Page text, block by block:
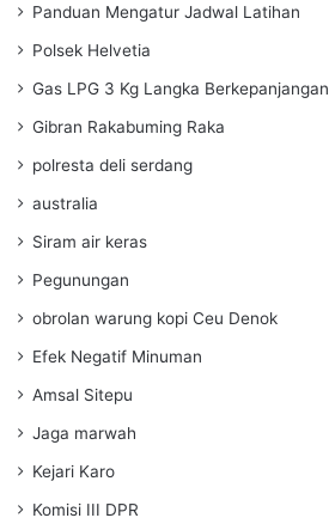
Panduan Mengatur Jadwal Latihan
Polsek Helvetia
Gas LPG 3 Kg Langka Berkepanjangan
Gibran Rakabuming Raka
polresta deli serdang
australia
Siram air keras
Pegunungan
obrolan warung kopi Ceu Denok
Efek Negatif Minuman
Amsal Sitepu
Jaga marwah
Kejari Karo
Komisi III DPR